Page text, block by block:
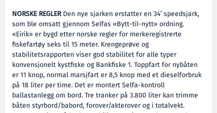
NORSKE REGLERDen nye sjarken erstatter en 34’ speedsjark,
som ble omsatt gjennom Selfas «Bytt-til-nytt» ordning.
«Eirik» er bygd etter norske regler for merkeregistrerte
fiskefartøy seks til 15 meter. Krengeprøve og
stabilitetsrapporten viser god stabilitet for alle typer
konvensjonelt kystfiske og Bankfiske 1. Toppfart for nybåten
er 11 knop, normal marsjfart er 8,5 knop med et dieselforbruk
på 18 liter per time. Det er montert Selfa-kontroll
ballastanlegg om bord. Tre tranker på 3.800 liter kan trimme
båten styrbord/babord, forover/akterover og i totalvekt.